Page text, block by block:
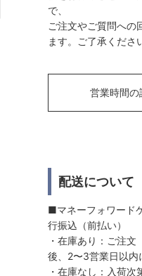
で、
ご注文やご質問への
ます。ご了承くださ
営業時間の
配送について
■マネーフォワード
行振込（前払い）
・在庫あり：ご注
後、2〜3営業日以内
・在庫なし：入荷次